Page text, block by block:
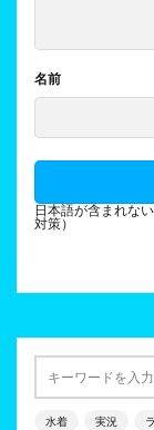
名前
日本語が含まれな
対策）
水着 実況